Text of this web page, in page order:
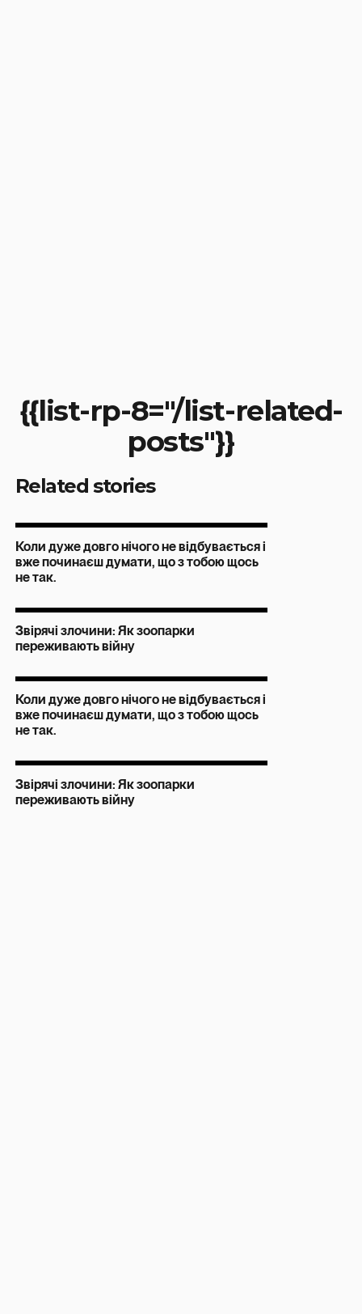
{{list-rp-8="/list-related-
posts"}}
Related stories
Коли дуже довго нічого не відбувається і
вже починаєш думати, що з тобою щось
не так.
Звірячі злочини: Як зоопарки
переживають війну
Коли дуже довго нічого не відбувається і
вже починаєш думати, що з тобою щось
не так.
Звірячі злочини: Як зоопарки
переживають війну